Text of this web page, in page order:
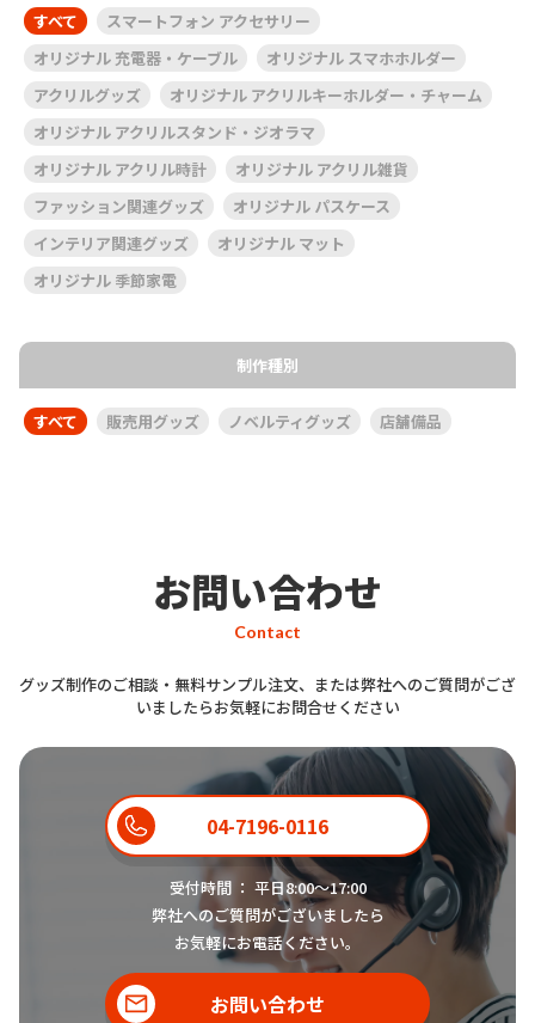
すべて
スマートフォン アクセサリー
オリジナル 充電器・ケーブル
オリジナル スマホホルダー
アクリルグッズ
オリジナル アクリルキーホルダー・チャーム
オリジナル アクリルスタンド・ジオラマ
オリジナル アクリル時計
オリジナル アクリル雑貨
ファッション関連グッズ
オリジナル パスケース
インテリア関連グッズ
オリジナル マット
オリジナル 季節家電
制作種別
すべて 販売用グッズ ノベルティグッズ 店舗備品
お問い合わせ
Contact
グッズ制作のご相談・無料サンプル注文、または弊社へのご質問がござ
いましたらお気軽にお問合せください
04-7196-0116
受付時間 ： 平日8:00〜17:00
弊社へのご質問がございましたら
お気軽にお電話ください。
お問い合わせ